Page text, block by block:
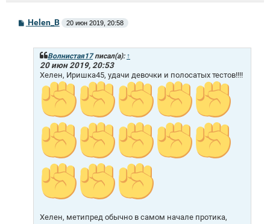
СHelen_B 20 июн 2019, 20:58
Волнистая17писал(а): ↑
20 июн 2019, 20:53
Хелен, Иришка45, удачи девочки и полосатых тестов!!!!
Хелен, метипред обычно в самом начале протика,